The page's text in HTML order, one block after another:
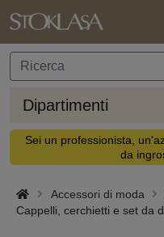
Dipartimenti
Sei un professionista,
da
Accessori di moda
Cappelli, cerchietti e set da